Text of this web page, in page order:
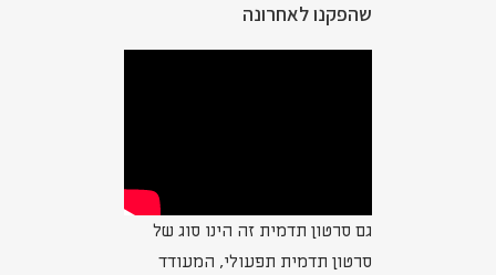
שהפקנו לאחרונה
גם סרטון תדמית זה הינו סוג של
סרטון תדמית תפעולי, המעודד